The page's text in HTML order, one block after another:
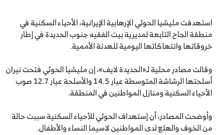
استهدفت مليشيا الحوثي الإرهابية الإيرانية، الأحياء السكنية في
منطقة الجاح التابعة لمديرية بيت الفقيه جنوب الحديدة في إطار
خروقاتها وانتهاكاتها اليومية للهدنة الأممية.
وقالت مصادر محلية لـ«الحديدة لايف»، إن مليشيا الحوثي فتحت نيران
أسلحتها الرشاشة المتوسطة عيار 14.5 والأسلحة عيار 12.7 صوب
الأحياء السكنية ومنازل المواطنين في المنطقة.
وأوضحت المصادر، أن إستهداف الحوثي للأحياء السكنية سببت حالة
من الخوف والهلع لدى المواطنين لاسيما النساء والأطفال.